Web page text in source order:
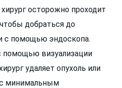
осторожно проходит
добраться до
с помощью эндоскопа.
помощью визуализации
удаляет опухоль или
с минимальным